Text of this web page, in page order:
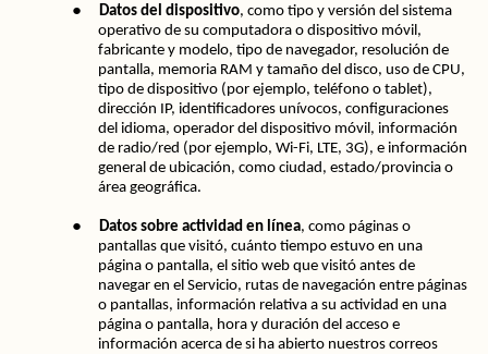
● Datos del dispositivo, como tipo y versión del sistema
operativo de su computadora o dispositivo móvil,
fabricante y modelo, tipo de navegador, resolución de
pantalla, memoria RAM y tamaño del disco, uso de CPU,
tipo de dispositivo (por ejemplo, teléfono o tablet),
dirección IP, identificadores unívocos, configuraciones
del idioma, operador del dispositivo móvil, información
de radio/red (por ejemplo, Wi-Fi, LTE, 3G), e información
general de ubicación, como ciudad, estado/provincia o
área geográfica.
● Datos sobre actividad en línea, como páginas o
pantallas que visitó, cuánto tiempo estuvo en una
página o pantalla, el sitio web que visitó antes de
navegar en el Servicio, rutas de navegación entre páginas
o pantallas, información relativa a su actividad en una
página o pantalla, hora y duración del acceso e
información acerca de si ha abierto nuestros correos